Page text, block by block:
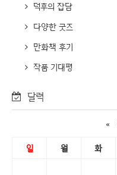
덕후의 잡담
다양한 굿즈
만화책 후기
작품 기대평
달력
«
일 월 화